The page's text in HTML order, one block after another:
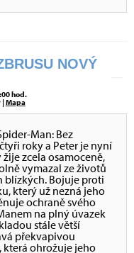
NOVÝ
hod.
|Mapa
Man: Bez
roky a Peter je nyní
zcela osamoceně,
vymazal ze životů
blízkých. Bojuje proti
který už nezná jeho
ochraně svého
na plný úvazek
stále větší
překvapivou
ohrožuje jeho